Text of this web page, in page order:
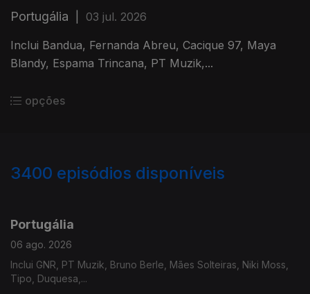
Portugália 03 jul. 2026
Inclui Bandua, Fernanda Abreu, Cacique 97, Maya
Blandy, Espama Trincana, PT Muzik,...
opções
3400 episódios disponíveis
Portugália
06 ago. 2026
Inclui GNR, PT Muzik, Bruno Berle, Mães Solteiras, Niki Moss,
Tipo, Duquesa,...